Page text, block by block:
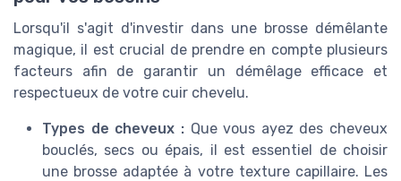
Lorsqu'il s'agit d'investir dans une brosse démêlante
magique, il est crucial de prendre en compte plusieurs
facteurs afin de garantir un démêlage efficace et
respectueux de votre cuir chevelu.
Types de cheveux :Que vous ayez des cheveux
bouclés, secs ou épais, il est essentiel de choisir
une brosse adaptée à votre texture capillaire. Les